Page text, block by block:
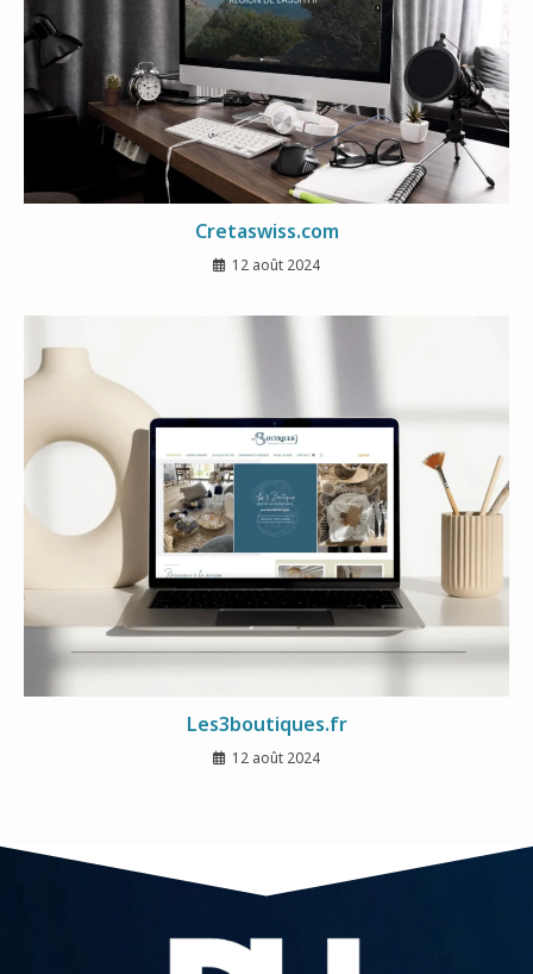
Cretaswiss.com
12 août 2024
Les3boutiques.fr
12 août 2024